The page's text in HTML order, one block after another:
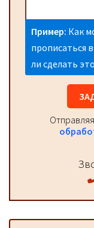
Пример: Как
прописаться
ли сделать